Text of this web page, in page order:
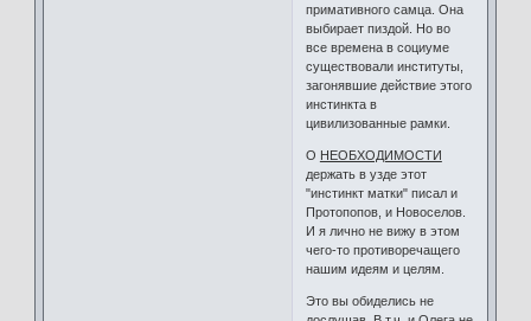
примативного самца. Она
выбирает пиздой. Но во
все времена в социуме
существовали институты,
загонявшие действие этого
инстинкта в
цивилизованные рамки.
О НЕОБХОДИМОСТИ
держать в узде этот
"инстинкт матки" писал и
Протопопов, и Новоселов.
И я лично не вижу в этом
чего-то противоречащего
нашим идеям и целям.
Это вы обиделись не